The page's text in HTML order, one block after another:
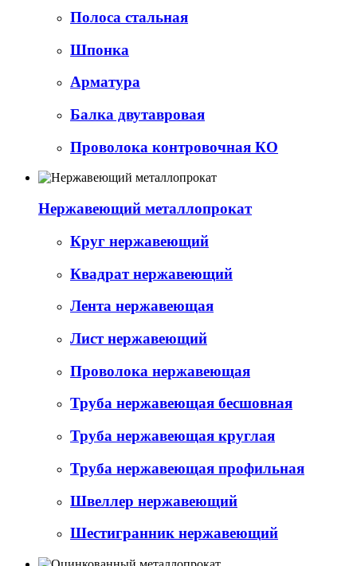
Полоса стальная
Шпонка
Арматура
Балка двутавровая
Проволока контровочная КО
Нержавеющий металлопрокат
Круг нержавеющий
Квадрат нержавеющий
Лента нержавеющая
Лист нержавеющий
Проволока нержавеющая
Труба нержавеющая бесшовная
Труба нержавеющая круглая
Труба нержавеющая профильная
Швеллер нержавеющий
Шестигранник нержавеющий